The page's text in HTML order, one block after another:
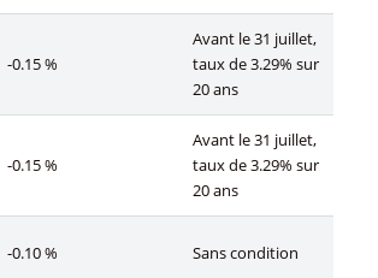
-0.15 %
Avant le 31 juillet,
taux de 3.29% sur
20 ans
-0.15 %
Avant le 31 juillet,
taux de 3.29% sur
20 ans
-0.10 % Sans condition